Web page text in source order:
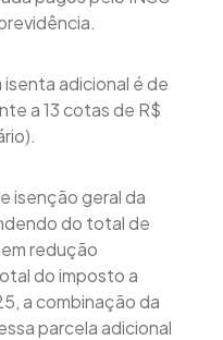
adicional é de
a 13 cotas de R$
isenção geral da
do total de
redução
do imposto a
a combinação da
parcela adicional